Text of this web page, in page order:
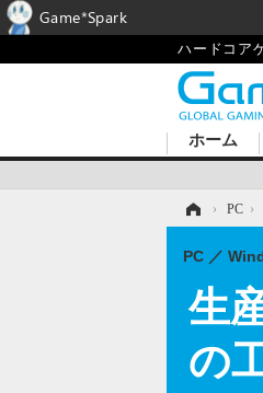
ハードコア
ホーム
› PC ›
生
の
PC
Game*Spark